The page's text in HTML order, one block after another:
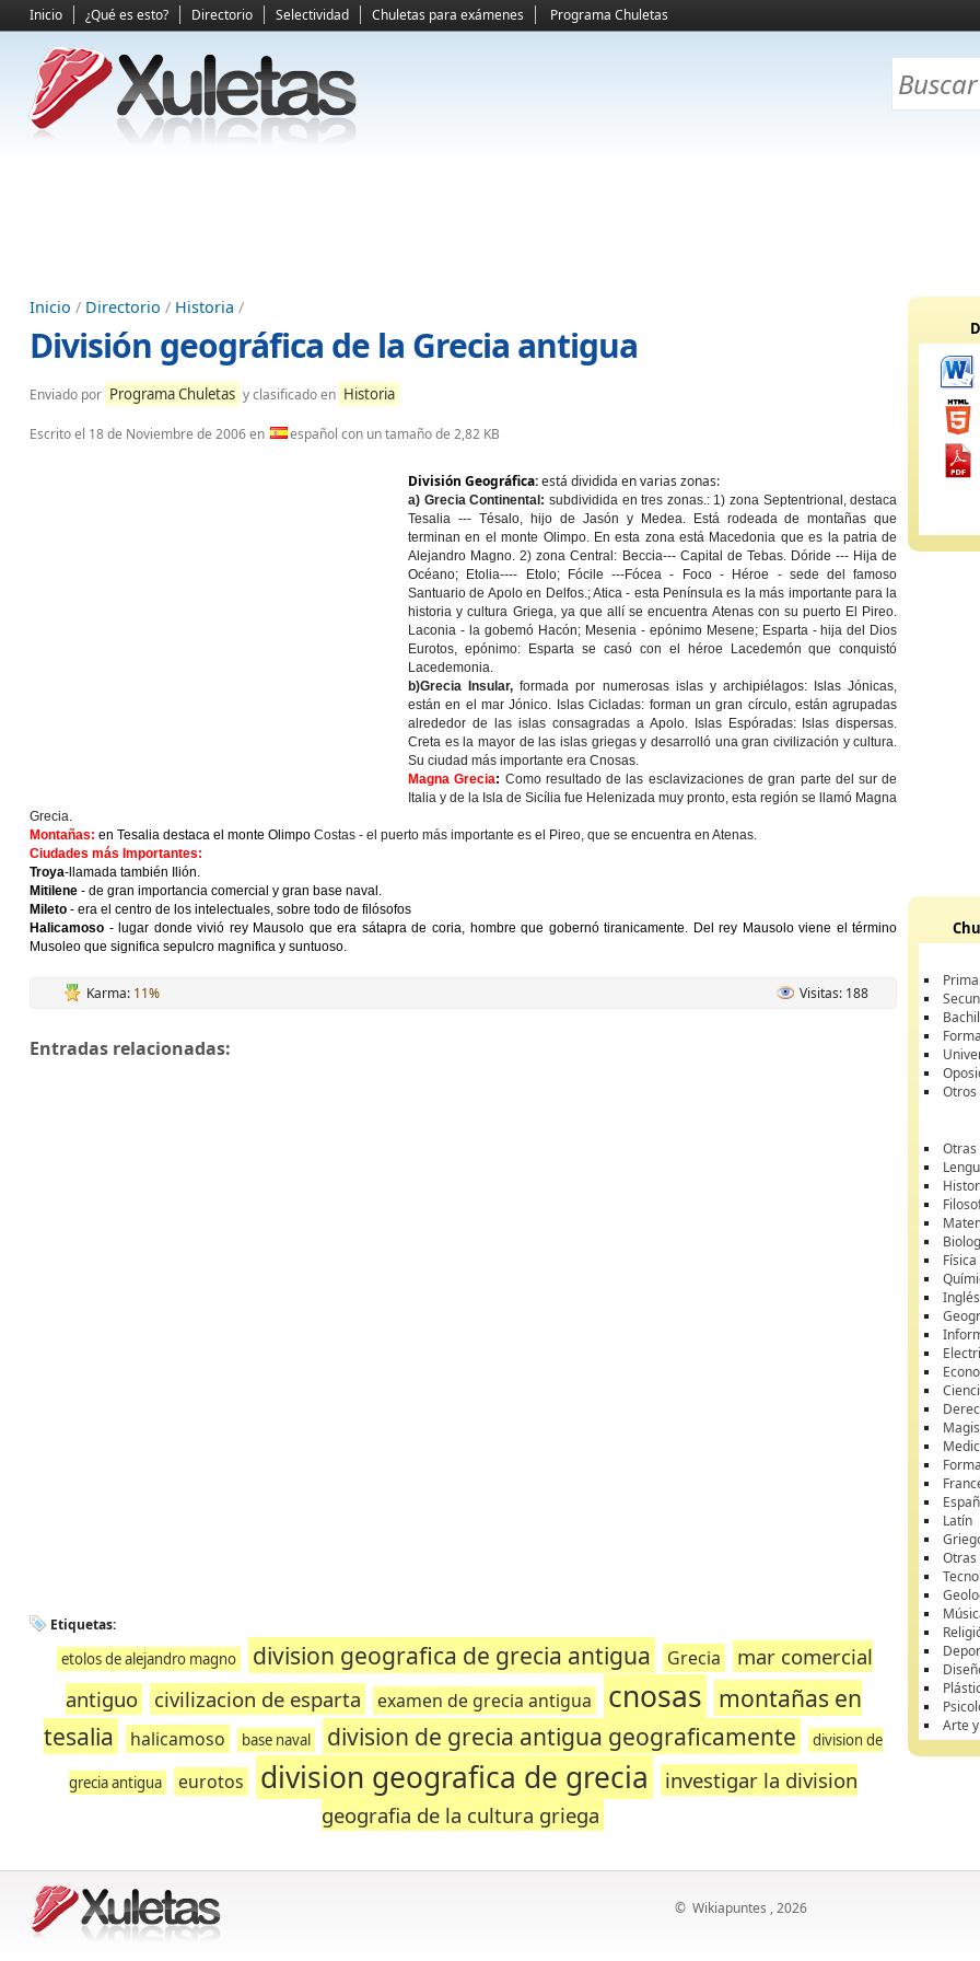
Inicio ¿Qué es esto? Directorio Selectividad Chuletas para exámenes Programa Chuletas
Inicio / Directorio / Historia /
División geográfica de la Grecia antigua
Enviado por Programa Chuletas y clasificado en Historia
Escrito el 18 de Noviembre de 2006en español con un tamaño de 2,82 KB
División Geográfica:está dividida en varias zonas:
a) Grecia Continental: subdividida en tres zonas.: 1) zona Septentrional, destaca
Tesalia --- Tésalo, hijo de Jasón y Medea. Está rodeada de montañas que
terminan en el monte Olimpo. En esta zona está Macedonia que es la patria de
Alejandro Magno. 2) zona Central: Beccia--- Capital de Tebas. Dóride --- Hija de
Océano; Etolia---- Etolo; Fócile ---Fócea - Foco - Héroe - sede del famoso
Santuario de Apolo en Delfos.; Atica - esta Península es la más importante para la
historia y cultura Griega, ya que allí se encuentra Atenas con su puerto El Pireo.
Laconia - la gobemó Hacón; Mesenia - epónimo Mesene; Esparta - hija del Dios
Eurotos, epónimo: Esparta se casó con el héroe Lacedemón que conquistó
Lacedemonia.
b)Grecia Insular,formada por numerosas islas y archipiélagos: Islas Jónicas,
están en el mar Jónico. Islas Cicladas: forman un gran círculo, están agrupadas
alrededor de las islas consagradas a Apolo. Islas Espóradas: Islas dispersas.
Creta es la mayor de las islas griegas y desarrolló una gran civilización y cultura.
Su ciudad más importante era Cnosas.
Magna Grecia: Como resultado de las esclavizaciones de gran parte del sur de
Italia y de la Isla de Sicília fue Helenizada muy pronto, esta región se llamó Magna
Grecia.
Montañas: en Tesalia destaca el monte Olimpo Costas - el puerto más importante es el Pireo, que se encuentra en Atenas.
Ciudades más Importantes:
Troya-llamada también Ilión.
Mitilene - de gran importancia comercial y gran base naval.
Mileto - era el centro de los intelectuales, sobre todo de filósofos
Halicamoso - lugar donde vivió rey Mausolo que era sátapra de coria, hombre que gobernó tiranicamente. Del rey Mausolo viene el término
Musoleo que significa sepulcro magnifica y suntuoso.
Karma: 11% Visitas: 188
Entradas relacionadas:
Etiquetas:
etolos de alejandro magno division geografica de grecia antigua Grecia
mar comercial
antiguo
civilizacion de esparta examen de grecia antigua cnosas montañas en
tesalia
halicamoso base naval division de grecia antigua geograficamente division de
grecia antigua eurotos division geografica de grecia
investigar la division
geografia de la cultura griega
Otros
Física
Inglés
Latín
Arte
© Wikiapuntes , 2026